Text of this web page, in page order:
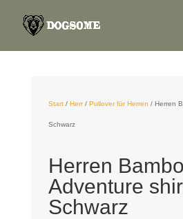
Start/ Herr/ Pullover für Herren / Herren
Schwarz
Herren
Adventure
Schwarz